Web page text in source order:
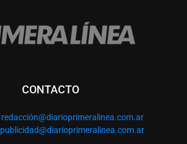
CONTACTO
redacción@diarioprimeralinea.com.ar
publicidad@diarioprimeralinea.com.ar